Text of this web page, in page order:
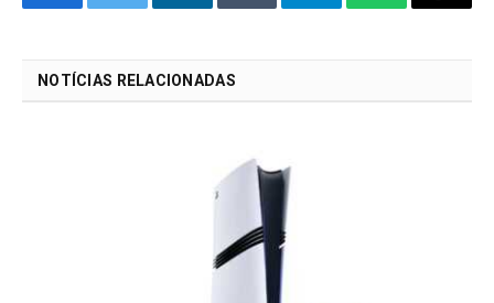
FacebookTwitter LinkedInTumblr TelegramWhatsApp
Copy
NOTÍCIAS RELACIONADAS